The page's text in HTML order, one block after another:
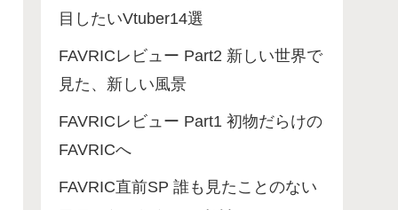
目したいVtuber14選
FAVRICレビュー Part2 新しい世界で
見た、新しい風景
FAVRICレビュー Part1 初物だらけの
FAVRICへ
FAVRIC直前SP 誰も見たことのない